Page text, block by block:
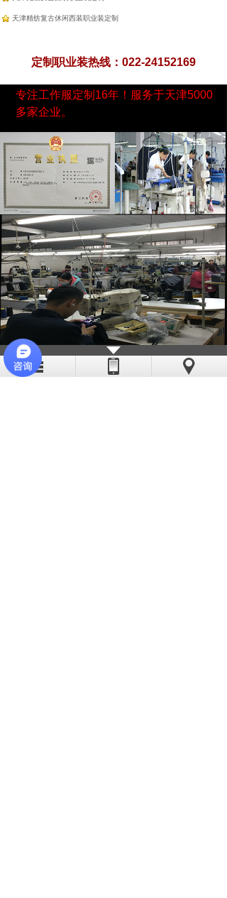
天津精纺复古休闲西装职业装定制
定制职业装热线：022-24152169
专注工作服定制16年！服务于天津5000
多家企业。